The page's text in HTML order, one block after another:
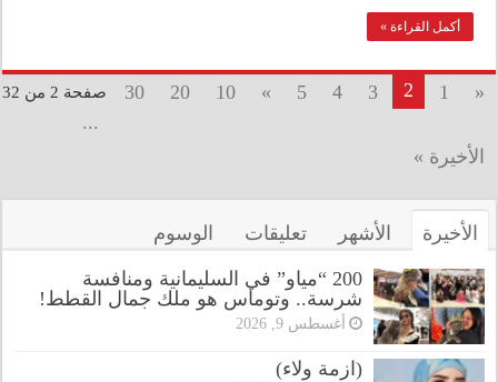
أكمل القراءة »
صفحة 2 من 32 «
1
2
3
4
5
»
10
20
30
...
الأخيرة »
الأخيرة الأشهر تعليقات الوسوم
200 “مياو” في السليمانية ومنافسة
شرسة.. وتوماس هو ملك جمال القطط!
أغسطس 9, 2026
(ازمة ولاء)